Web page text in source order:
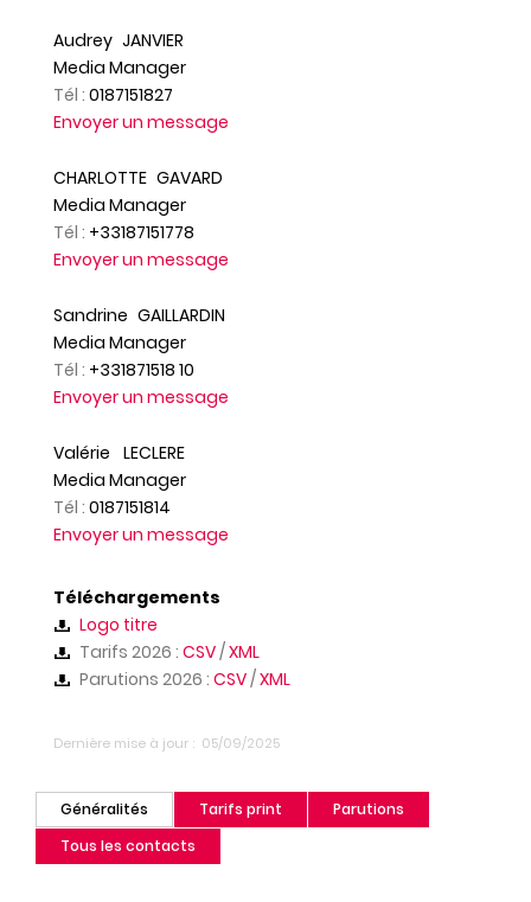
Audrey JANVIER
Media Manager
Tél : 0187151827
Envoyer un message
CHARLOTTE GAVARD
Media Manager
Tél : +33187151778
Envoyer un message
Sandrine GAILLARDIN
Media Manager
Tél : +331871518 10
Envoyer un message
Valérie LECLERE
Media Manager
Tél : 0187151814
Envoyer un message
Téléchargements
Logo titre
Tarifs 2026 : CSV/XML
Parutions 2026 : CSV/XML
Dernière mise à jour 05/09/2025
Généralités
(onglet
actif)
Tarifs print
Parutions
Tous les contacts